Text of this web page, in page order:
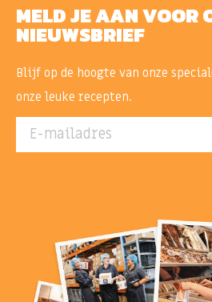
MELD JE AAN VOOR
NIEUWSBRIEF
Blijf op de hoogte van onze
onze leuke recepten.
E-mailadres